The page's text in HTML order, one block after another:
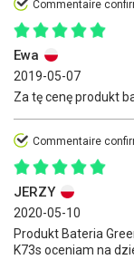
Commentaire
Ewa
2019-05-07
Za tę cenę produkt
Commentaire
JERZY
2020-05-10
Produkt Bateria
K73s oceniam na